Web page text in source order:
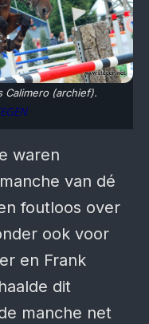
Calimero (archief).
waren
van dé
foutloos over
ook voor
en Frank
dit
manche net